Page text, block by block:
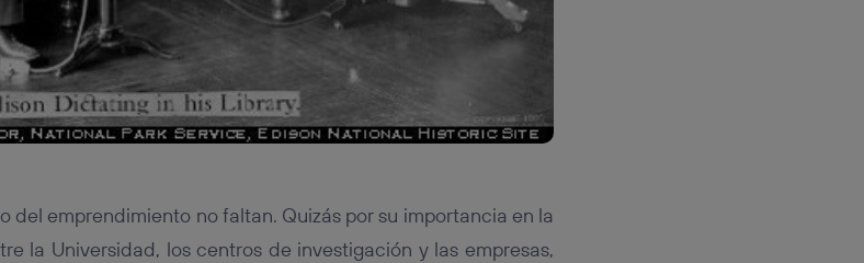
del emprendimiento no faltan. Quizás por su importancia en la
la Universidad, los centros de investigación y las empresas,